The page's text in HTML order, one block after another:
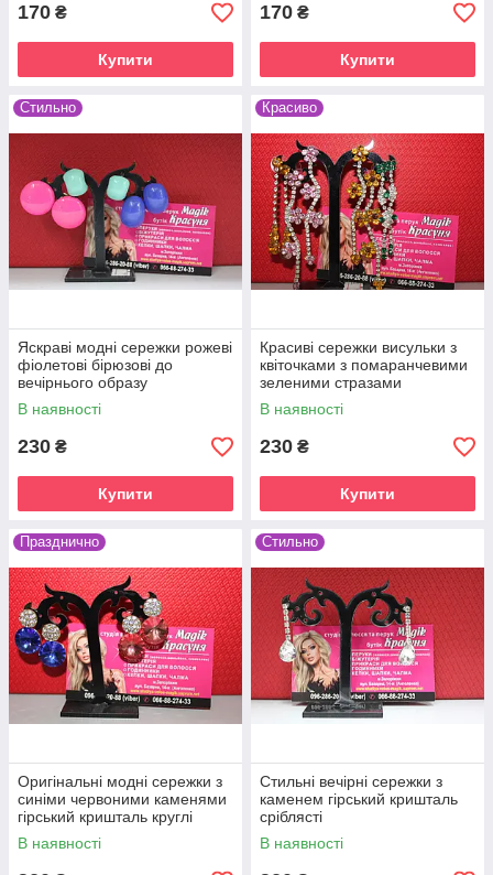
170 ₴
Купити
170 ₴
Купити
Стильно
Яскраві модні сережки рожеві
фіолетові бірюзові до
вечірнього образу
В наявності
230 ₴
Купити
Красиво
Красиві сережки висульки з
квіточками з помаранчевими
зеленими стразами
В наявності
230 ₴
Купити
Празднично
Оригінальні модні сережки з
синіми червоними каменями
гірський кришталь круглі
В наявності
Стильно
Стильні вечірні сережки з
каменем гірський кришталь
сріблясті
В наявності